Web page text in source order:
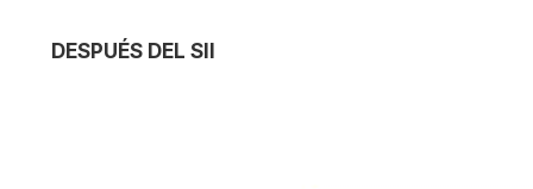
DESPUÉS DEL SII